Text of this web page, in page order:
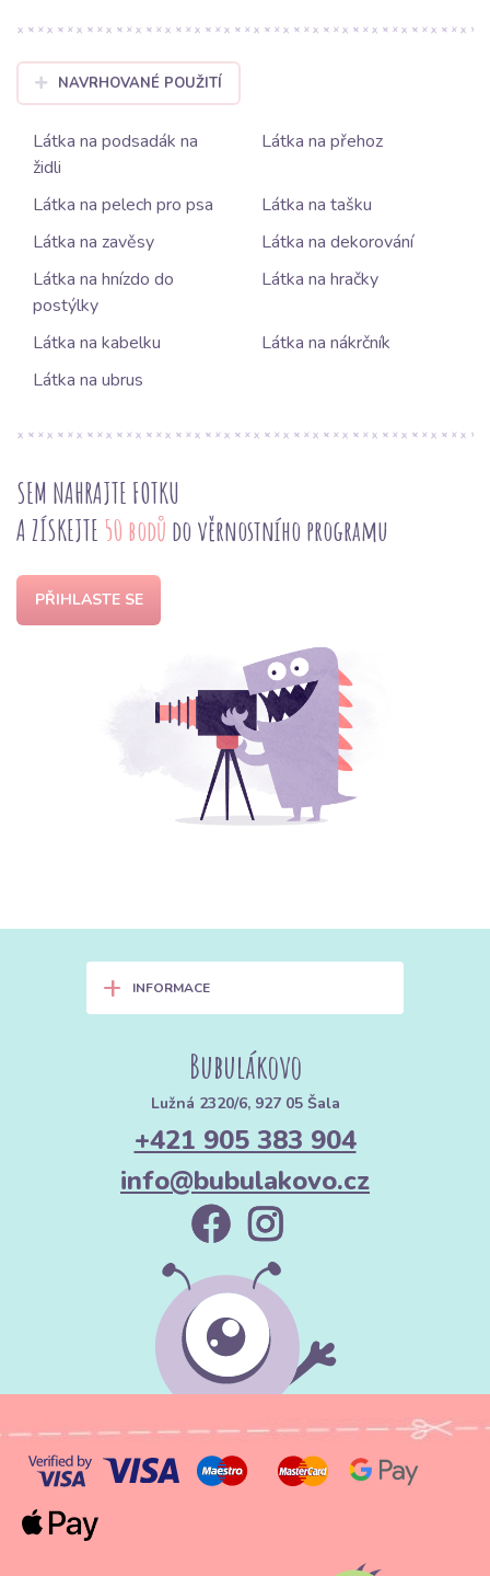
NAVRHOVANÉ POUŽITÍ
Látka na podsadák na
židli
Látka na přehoz
Látka na pelech pro psa
Látka na tašku
Látka na zavěsy
Látka na dekorování
Látka na hnízdo do
postýlky
Látka na hračky
Látka na kabelku
Látka na nákrčník
Látka na ubrus
SEM NAHRAJTE FOTKU
A ZÍSKEJTE 50 bodů do věrnostního programu
PŘIHLASTE SE
+ INFORMACE
Bubulákovo
Lužná 2320/6, 927 05 Šala
+421 905 383 904
info@bubulakovo.cz